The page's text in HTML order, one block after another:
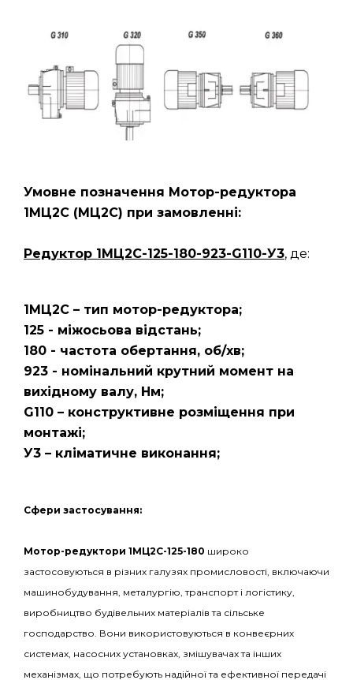
Умовне позначення Мотор-редуктора
1МЦ2С (МЦ2С) при замовленні:
Редуктор 1МЦ2С-125-180-923-G110-У3, де:
1МЦ2С – тип мотор-редуктора;
125 - міжосьова відстань;
180 - частота обертання, об/хв;
923 - номінальний крутний момент на
вихідному валу, Нм;
G110 – конструктивне розміщення при
монтажі;
У3 – кліматичне виконання;
Сфери застосування:
Мотор-редуктори 1МЦ2С-125-180 широко
застосовуються в різних галузях промисловості, включаючи
машинобудування, металургію, транспорт і логістику,
виробництво будівельних матеріалів та сільське
господарство. Вони використовуються в конвеєрних
системах, насосних установках, змішувачах та інших
механізмах, що потребують надійної та ефективної передачі